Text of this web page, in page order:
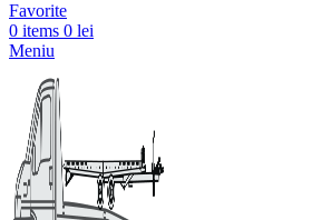
Favorite
0 items 0 lei
Meniu